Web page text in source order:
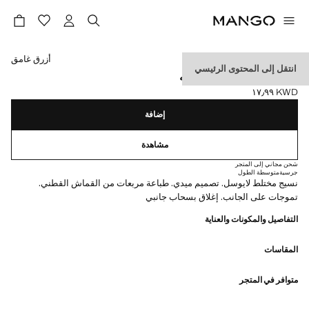
انتقل إلى المحتوى الرئيسي
تنورة فيشي بتفاصيل درابيه
السعر الحالي [KWD ١٧٫٩٩ ]
KWD ١٧٫٩٩
حدد اللون
أزرق غامق
إضافة
مشاهدة
شحن مجاني إلى المتجر
جرسيةمتوسطة الطول
نسيج مختلط لايوسل. تصميم ميدي. طباعة مربعات من القماش القطني.
تموجات على الجانب. إغلاق بسحاب جانبي
التفاصيل والمكونات والعناية
المقاسات
متوافر في المتجر